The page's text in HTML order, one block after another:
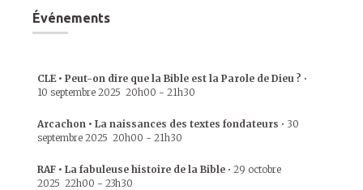
Événements
CLE • Peut-on dire que la Bible est la Parole de Dieu ? •
10 septembre 2025 20h00 - 21h30
Arcachon • La naissances des textes fondateurs • 30
septembre 2025 20h00 - 21h30
RAF • La fabuleuse histoire de la Bible • 29 octobre
2025 22h00 - 23h30